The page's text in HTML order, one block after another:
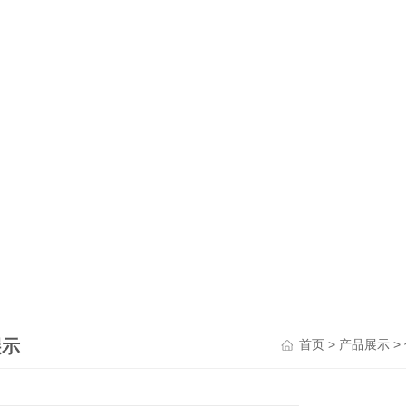
首页 > 产品展示 >